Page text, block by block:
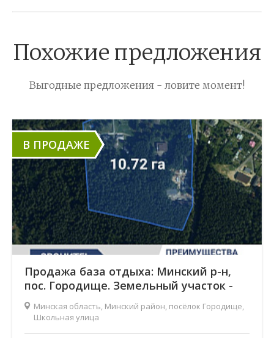
Похожие предложения
Выгодные предложения - ловите момент!
В ПРОДАЖЕ
Продажа база отдыха: Минский р-н,
пос. Городище. Земельный участок -
10,72 га. Здания - 5032м2.
Минская область, Минский район, посёлок Городище,
Школьная улица
17 июня 2026